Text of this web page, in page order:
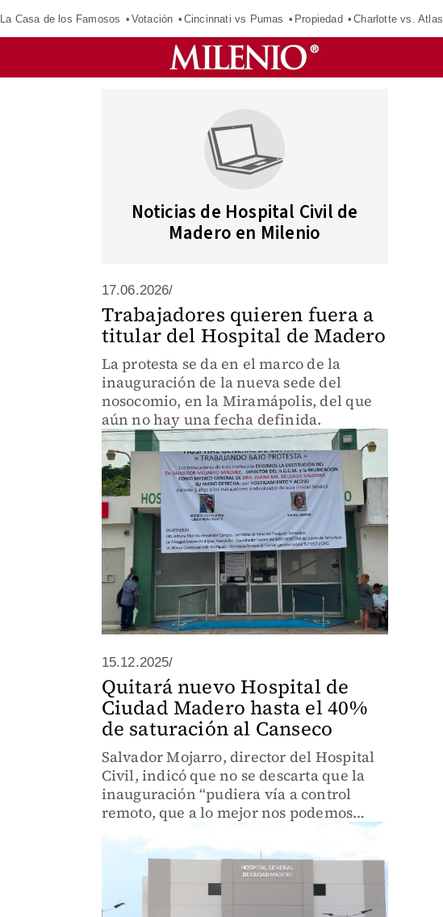
La Casa de los Famosos Votación Cincinnati vs Pumas Propiedad Charlotte vs. Atlas
Noticias de Hospital Civil de
Madero en Milenio
17.06.2026/
Trabajadores quieren fuera a
titular del Hospital de Madero
La protesta se da en el marco de la
inauguración de la nueva sede del
nosocomio, en la Miramápolis, del que
aún no hay una fecha definida.
15.12.2025/
Quitará nuevo Hospital de
Ciudad Madero hasta el 40%
de saturación al Canseco
Salvador Mojarro, director del Hospital
Civil, indicó que no se descarta que la
inauguración “pudiera vía a control
remoto, que a lo mejor nos podemos